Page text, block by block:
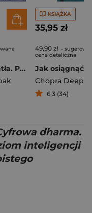
Ścieżka światła. Praktyki jogi królewskiej od podstaw
KSIĄŻKA
35,95 zł
49,90 zł -
cena detaliczna
Chopra Deepak
6,3 (34)
dharma.
inteligencji